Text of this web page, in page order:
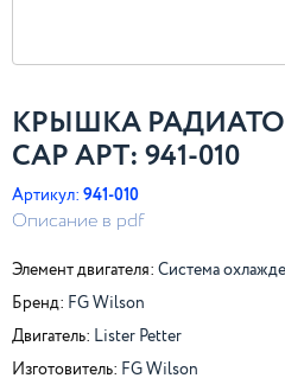
КРЫШКА
CAP АРТ: 941-010
Артикул: 941-010
Описание в pdf
Элемент двигателя: Система
Бренд: FG Wilson
Двигатель: Lister Petter
Изготовитель: FG Wilson